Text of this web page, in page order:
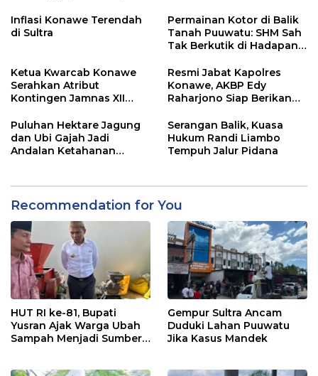
Inflasi Konawe Terendah
di Sultra
Permainan Kotor di Balik
Tanah Puuwatu: SHM Sah
Tak Berkutik di Hadapan
Ketua Kwarcab Konawe
Serahkan Atribut
Kontingen Jamnas XII
Resmi Jabat Kapolres
Konawe, AKBP Edy
Raharjono Siap Berikan
Puluhan Hektare Jagung
dan Ubi Gajah Jadi
Andalan Ketahanan
Serangan Balik, Kuasa
Hukum Randi Liambo
Tempuh Jalur Pidana
Recommendation for You
HUT RI ke-81, Bupati
Yusran Ajak Warga Ubah
Sampah Menjadi Sumber
Gempur Sultra Ancam
Duduki Lahan Puuwatu
Jika Kasus Mandek